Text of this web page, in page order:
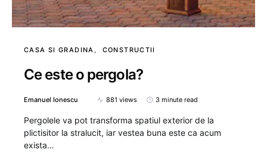
CASA SI GRADINA CONSTRUCTII
Ce este o pergola?
Emanuel Ionescu 881 views 3 minute read
Pergolele va pot transforma spatiul exterior de la
plictisitor la stralucit, iar vestea buna este ca acum
exista…